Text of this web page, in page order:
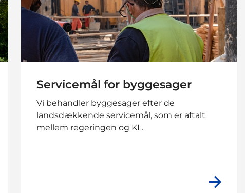
Servicemål for byggesager
Vi behandler byggesager efter de
landsdækkende servicemål, som er aftalt
mellem regeringen og KL.